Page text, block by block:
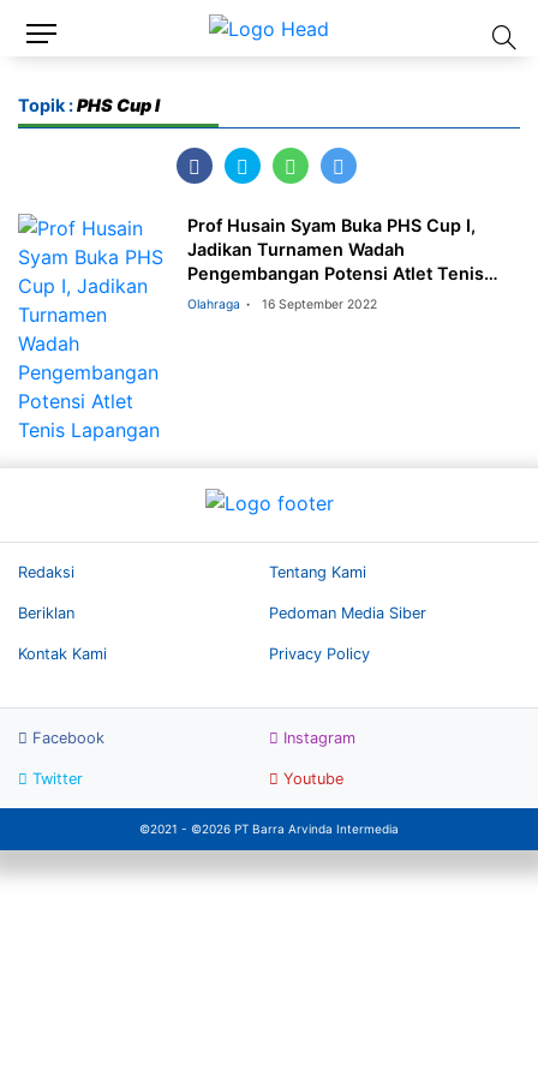
Topik :PHS Cup I
Prof Husain Syam Buka PHS Cup I,
Jadikan Turnamen Wadah
Pengembangan Potensi Atlet Tenis
Lapangan
Olahraga 16 September 2022
Redaksi Tentang Kami
Beriklan Pedoman Media Siber
Kontak Kami Privacy Policy
Facebook Instagram
Twitter Youtube
©2021 - ©2026 PT Barra Arvinda Intermedia